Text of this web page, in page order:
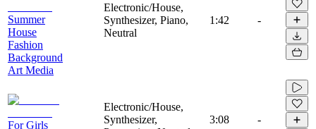
Summer
House
Fashion
Background
Art Media
Electronic/House,
Synthesizer, Piano,
Neutral
1:42 -
For Girls
Electronic/House,
Synthesizer,
3:08 -